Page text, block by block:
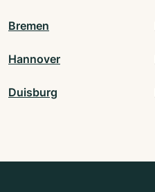
Bremen
Hannover
Duisburg